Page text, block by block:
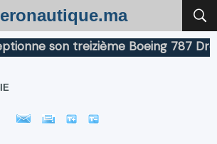
son treizième Boeing 787